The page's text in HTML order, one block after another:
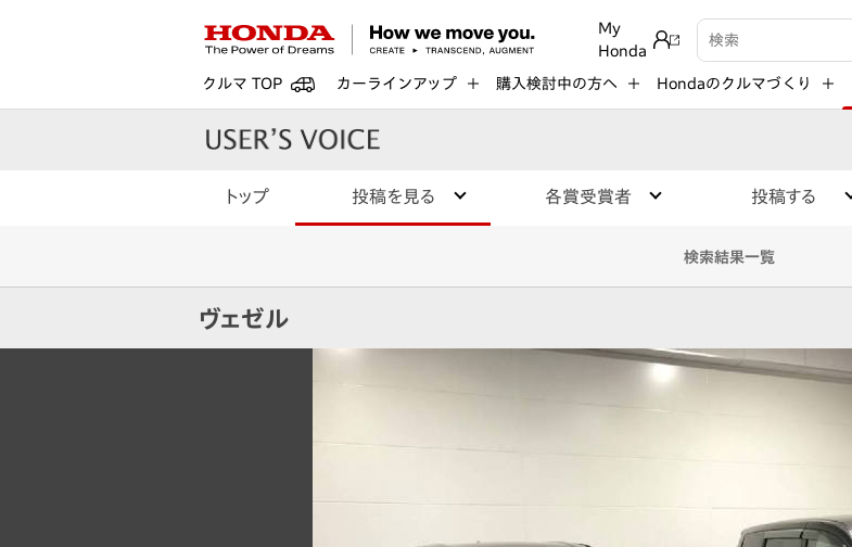
My
Honda
検索キーワード入力
クルマ TOP カーラインアップ 購入検討中の方へ Hondaのクルマづくり
トップ 投稿を見る 各賞受賞者 投稿する
検索結果一覧
ヴェゼル